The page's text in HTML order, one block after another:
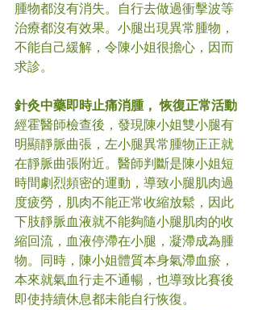
腫物都沒有消失。自行去做過衝擊波等
治療都沒有效果。小腿出現異常腫物，
不能自己緩解，令陳小姐很擔心，因而
求診。
針灸中藥即時止痛消腫， 恢復正常活動
經霍醫師檢查後，發現陳小姐雙小腿有
明顯靜脈曲張，左小腿異常腫物正正就
在靜脈曲張附近。醫師判斷是陳小姐短
時間劇烈頻密的運動，導致小腿肌肉過
度疲勞，肌肉不能正常收縮放鬆，因此
下肢靜脈血液就不能夠隨小腿肌肉的收
縮回流，血液停滯在小腿，凝滯成為腫
物。同時，陳小姐體質本身氣滯血瘀，
本來就氣血行走不通暢，也導致比賽後
即使持續休息都未能自行恢復。